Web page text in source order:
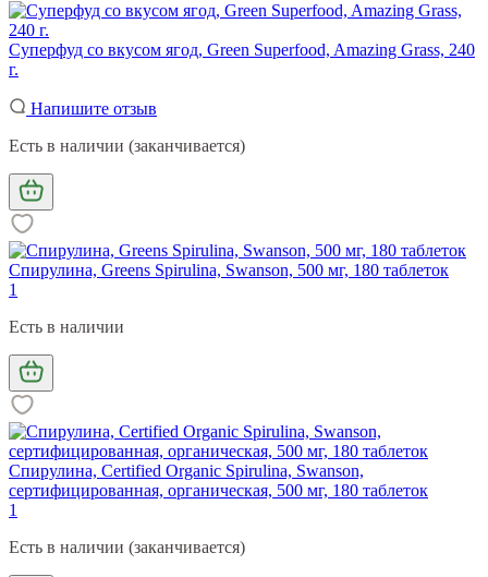
Суперфуд со вкусом ягод, Green Superfood, Amazing Grass, 240
г.
Напишите отзыв
Есть в наличии (заканчивается)
Спирулина, Greens Spirulina, Swanson, 500 мг, 180 таблеток
1
Есть в наличии
Спирулина, Certified Organic Spirulina, Swanson,
сертифицированная, органическая, 500 мг, 180 таблеток
1
Есть в наличии (заканчивается)